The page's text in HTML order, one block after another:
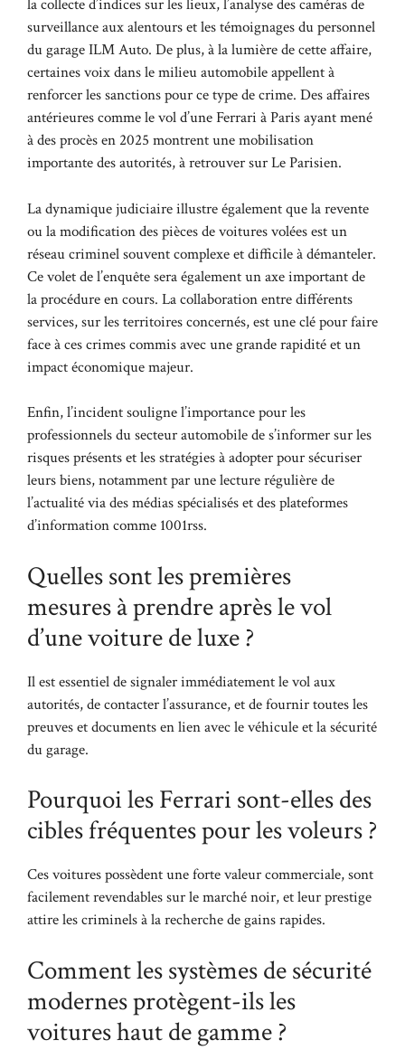
la collecte d’indices sur les lieux, l’analyse des caméras de
surveillance aux alentours et les témoignages du personnel
du garage ILM Auto. De plus, à la lumière de cette affaire,
certaines voix dans le milieu automobile appellent à
renforcer les sanctions pour ce type de crime. Des affaires
antérieures comme le vol d’une Ferrari à Paris ayant mené
à des procès en 2025 montrent une mobilisation
importante des autorités, à retrouver surLe Parisien.
La dynamique judiciaire illustre également que la revente
ou la modification des pièces de voitures volées est un
réseau criminel souvent complexe et difficile à démanteler.
Ce volet de l’enquête sera également un axe important de
la procédure en cours. La collaboration entre différents
services, sur les territoires concernés, est une clé pour faire
face à ces crimes commis avec une grande rapidité et un
impact économique majeur.
Enfin, l’incident souligne l’importance pour les
professionnels du secteur automobile de s’informer sur les
risques présents et les stratégies à adopter pour sécuriser
leurs biens, notamment par une lecture régulière de
l’actualité via des médias spécialisés et des plateformes
d’information comme 1001rss.
Quelles sont les premières
mesures à prendre après le vol
d’une voiture de luxe ?
Il est essentiel de signaler immédiatement le vol aux
autorités, de contacter l’assurance, et de fournir toutes les
preuves et documents en lien avec le véhicule et la sécurité
du garage.
Pourquoi les Ferrari sont-elles des
cibles fréquentes pour les voleurs ?
Ces voitures possèdent une forte valeur commerciale, sont
facilement revendables sur le marché noir, et leur prestige
attire les criminels à la recherche de gains rapides.
Comment les systèmes de sécurité
modernes protègent-ils les
voitures haut de gamme ?